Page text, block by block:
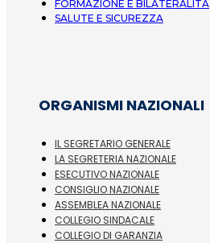
FORMAZIONE E BILATERALITÀ
SALUTE E SICUREZZA
ORGANISMI NAZIONALI
IL SEGRETARIO GENERALE
LA SEGRETERIA NAZIONALE
ESECUTIVO NAZIONALE
CONSIGLIO NAZIONALE
ASSEMBLEA NAZIONALE
COLLEGIO SINDACALE
COLLEGIO DI GARANZIA